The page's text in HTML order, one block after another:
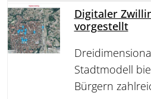
Digitaler
vorgestellt
Stadtmodell
Bürgern